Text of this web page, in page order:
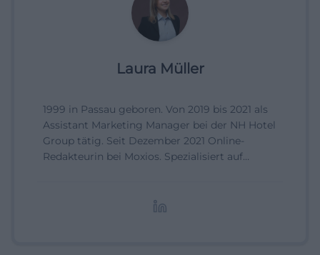
Laura Müller
1999 in Passau geboren. Von 2019 bis 2021 als
Assistant Marketing Manager bei der NH Hotel
Group tätig. Seit Dezember 2021 Online-
Redakteurin bei Moxios. Spezialisiert auf